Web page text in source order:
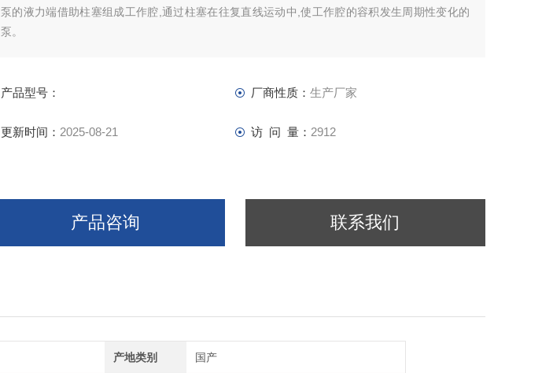
泵的液力端借助柱塞组成工作腔,通过柱塞在往复直线运动中,使工作腔的容积发生周期性变化的
泵。
产品型号： 厂商性质： 生产厂家
更新时间： 2025-08-21 访 问 量： 2912
产品咨询 联系我们
产地类别 国产